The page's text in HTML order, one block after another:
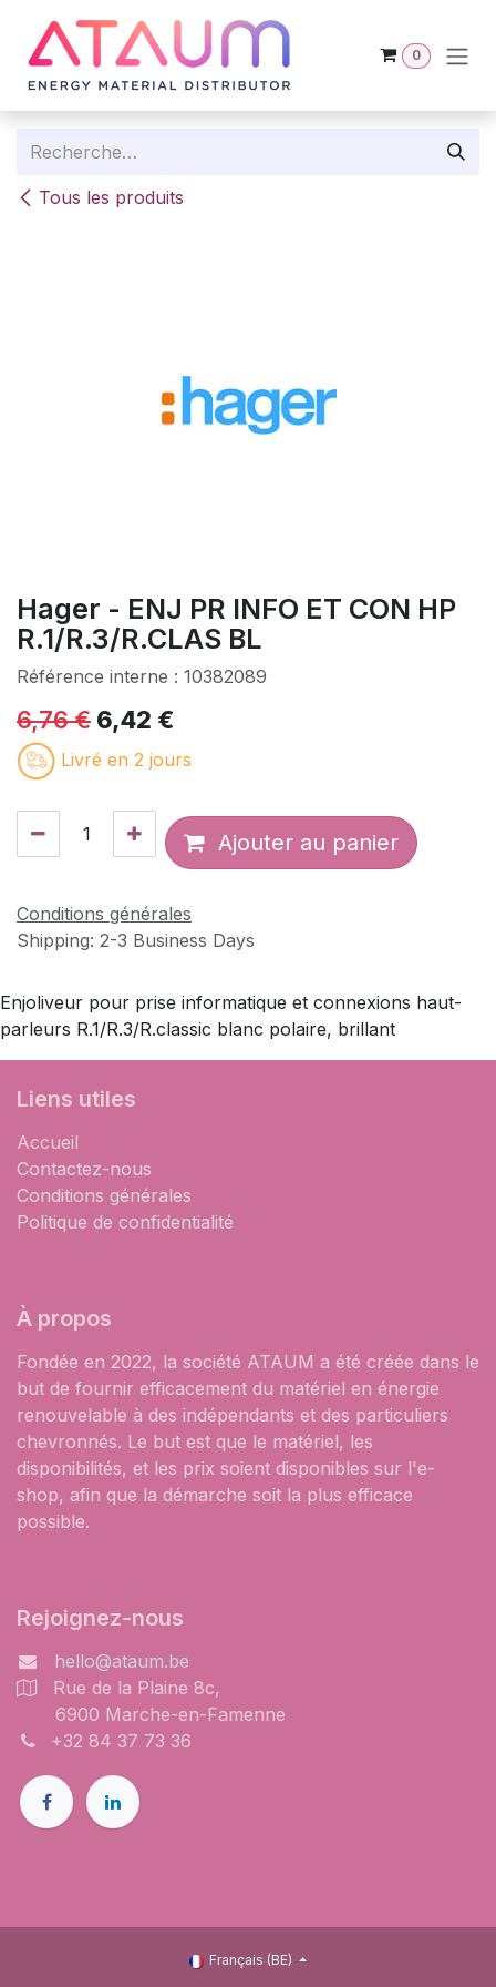
0
Tous les produits
Hager - ENJ PR INFO ET CON HP
R.1/R.3/R.CLAS BL
Référence interne : 10382089
6,76€ 6,42 €
Livré en 2 jours
Ajouter au panier
Conditions générales
Shipping: 2-3 Business Days
Enjoliveur pour prise informatique et connexions haut-
parleurs R.1/R.3/R.classic blanc polaire, brillant
Liens utiles
Accueil
Contactez-nous
Conditions générales
Politique de confidentialité
À propos
Fondée en 2022, la société ATAUM a été créée dans le
but de fournir efficacement du matériel en énergie
renouvelable à des indépendants et des particuliers
chevronnés. Le but est que le matériel, les
disponibilités, et les prix soient disponibles sur l'e-
shop, afin que la démarche soit la plus efficace
possible.
Rejoignez-nous
hello@ataum.be
Rue de la Plaine 8c,
6900 Marche-en-Famenne
+32 84 37 73 36
Français (BE)